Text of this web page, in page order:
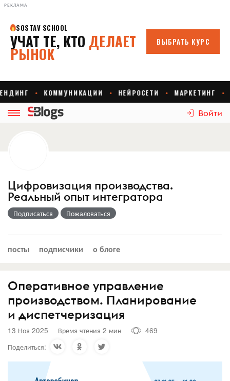
РЕКЛАМА
Войти
Цифровизация производства.
Реальный опыт интегратора
Подписаться Пожаловаться
посты подписчики о блоге
Оперативное управление
производством. Планирование
и диспетчеризация
13 Ноя 2025 Время чтения 2 мин
469
Поделиться: